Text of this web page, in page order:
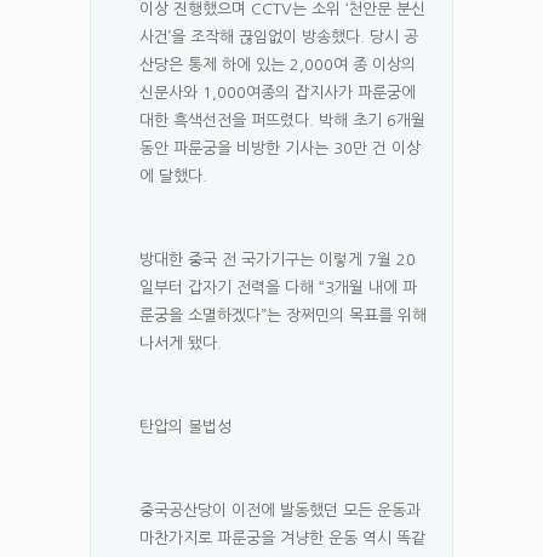
이상 진행했으며 CCTV는 소위 ‘천안문 분신
사건’을 조작해 끊임없이 방송했다. 당시 공
산당은 통제 하에 있는 2,000여 종 이상의
신문사와 1,000여종의 잡지사가 파룬궁에
대한 흑색선전을 퍼뜨렸다. 박해 초기 6개월
동안 파룬궁을 비방한 기사는 30만 건 이상
에 달했다.
방대한 중국 전 국가기구는 이렇게 7월 20
일부터 갑자기 전력을 다해 “3개월 내에 파
룬궁을 소멸하겠다”는 장쩌민의 목표를 위해
나서게 됐다.
탄압의 불법성
중국공산당이 이전에 발동했던 모든 운동과
마찬가지로 파룬궁을 겨냥한 운동 역시 똑같